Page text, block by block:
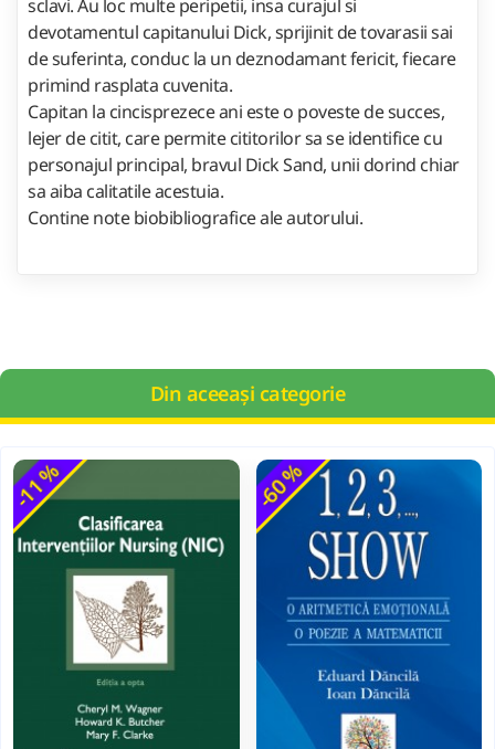
sclavi. Au loc multe peripetii, insa curajul si
devotamentul capitanului Dick, sprijinit de tovarasii sai
de suferinta, conduc la un deznodamant fericit, fiecare
primind rasplata cuvenita.
Capitan la cincisprezece ani este o poveste de succes,
lejer de citit, care permite cititorilor sa se identifice cu
personajul principal, bravul Dick Sand, unii dorind chiar
sa aiba calitatile acestuia.
Contine note biobibliografice ale autorului.
Din aceeași categorie
-11 % -60 %